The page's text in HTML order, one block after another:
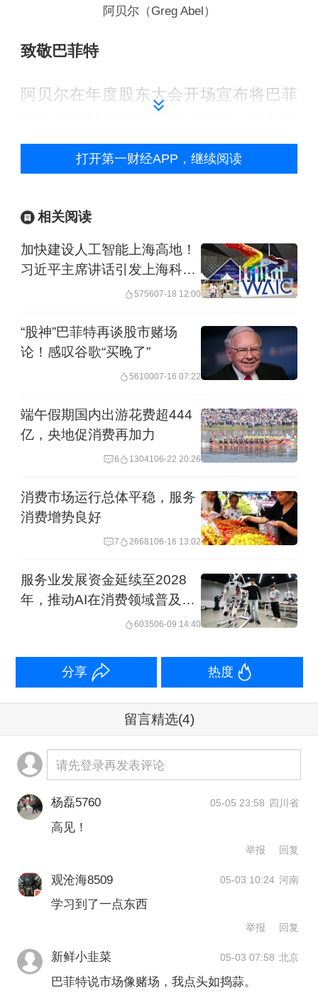
阿贝尔（Greg Abel）
致敬巴菲特
阿贝尔在年度股东大会开场宣布将巴菲
念这位“奥马哈股神”在集团数十年的耕耘
与贡献。这件球衣与巴菲特的老搭档查
征这位已故投资元老在公司的任职岁
月。阿贝尔表示：“我很荣幸宣布，这些
球衣将永久陈列于此。”
巴菲特在台下接过话筒发言，再度对阿
贝尔大加赞赏：“我们当初做了一个无可
挑剔的决定，事实证明百分之百正确。
至做得更多、更好。他就是最合适的人
“股神”致辞盛赞库克
巴菲特随后在股东大会开场致辞中，特
受全场致意。巴菲特称库克从苹果创始
人史蒂夫・乔布斯手中接棒背负巨大压
手史蒂夫・乔布斯的位置，还要延续他
美国企业管理史上的一大奇迹。当年乔
布斯离世，我们决定投入伯克希尔近一
成资金布局苹果时，实际上就是把这笔
资金托付给了蒂姆。而如今，他已将这
笔投资做成了税前约1850亿美元的价
巴菲特谈市场
随着伯克希尔现金储备飙升至历史新
打开第一财经APP，继续阅读
相关阅读
加快建设人工智能上海高地！
习近平主席讲话引发上海科技
575607-18 12:00
“股神”巴菲特再谈股市赌场
论！感叹谷歌“买晚了”
5610007-16 07:22
端午假期国内出游花费超444
亿，央地促消费再加力
6 1304106-22 20:26
消费市场运行总体平稳，服务
消费增势良好
7 2668106-16 13:02
服务业发展资金延续至2028
年，推动AI在消费领域普及应
603506-09 14:40
分享 热度
留言精选(4)
请先登录再发表评论
杨磊5760 05-05 23:58 四川省
高见！
举报 回复
观沧海8509 05-03 10:24 河南
学习到了一点东西
举报 回复
新鲜小韭菜 05-03 07:58 北京
巴菲特说市场像赌场，我点头如捣蒜。